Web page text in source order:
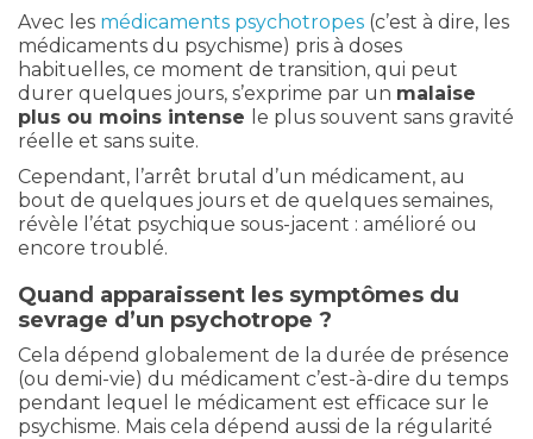
Avec les médicaments psychotropes (c’est à dire, les
médicaments du psychisme) pris à doses
habituelles, ce moment de transition, qui peut
durer quelques jours, s’exprime par un malaise
plus ou moins intense le plus souvent sans gravité
réelle et sans suite.
Cependant, l’arrêt brutal d’un médicament, au
bout de quelques jours et de quelques semaines,
révèle l’état psychique sous-jacent : amélioré ou
encore troublé.
Quand apparaissent les symptômes du
sevrage d’un psychotrope ?
Cela dépend globalement de la durée de présence
(ou demi-vie) du médicament c’est-à-dire du temps
pendant lequel le médicament est efficace sur le
psychisme. Mais cela dépend aussi de la régularité